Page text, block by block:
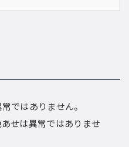
ではありません。
せは異常ではありませ